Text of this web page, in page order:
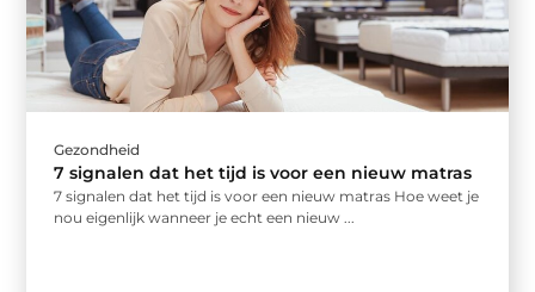
Gezondheid
7 signalen dat het tijd is voor een nieuw matras
7 signalen dat het tijd is voor een nieuw matras Hoe weet je
nou eigenlijk wanneer je echt een nieuw ...